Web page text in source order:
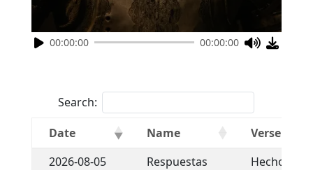
00:00:00 00:00:00
Search:
Date
Name
Verse
2026-08-05
Respuestas
Hechos